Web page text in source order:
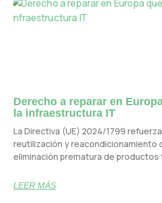
Derecho a reparar en
la infraestructura IT
La Directiva (UE) 2024/1799
reutilización y reacondicionamiento
eliminación prematura de productos
LEER MÁS